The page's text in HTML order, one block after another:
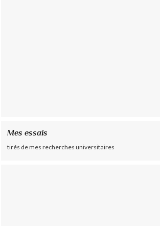
Mes essais
tirés de mes recherches universitaires